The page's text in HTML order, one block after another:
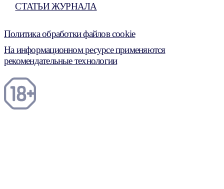
СТАТЬИ ЖУРНАЛА
Политика обработки файлов cookie
На информационном ресурсе применяются
рекомендательные технологии